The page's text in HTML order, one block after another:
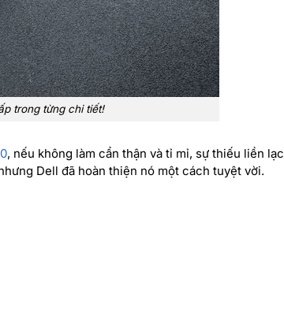
trong từng chi tiết!
, nếu không làm cẩn thận và tỉ mỉ, sự thiếu liền lạc
Dell đã hoàn thiện nó một cách tuyệt vời.